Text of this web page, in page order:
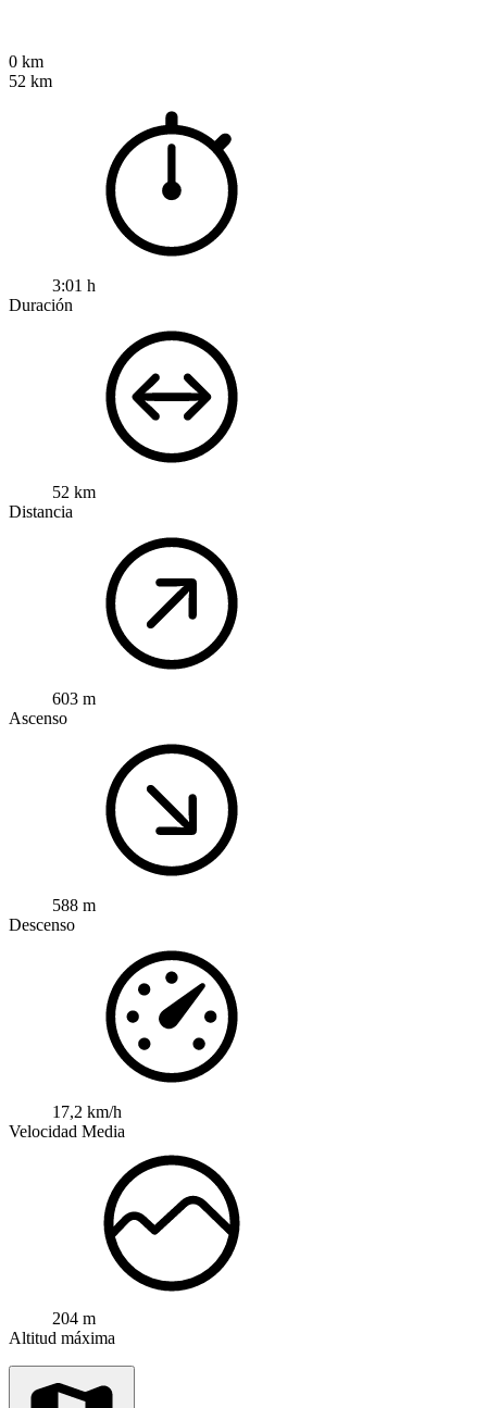
0 km
52 km
3:01 h
Duración
52 km
Distancia
603 m
Ascenso
588 m
Descenso
17,2 km/h
Velocidad Media
204 m
Altitud máxima